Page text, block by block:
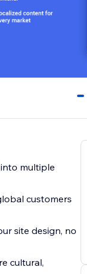
0
multiple
customers
site design, no
cultural,